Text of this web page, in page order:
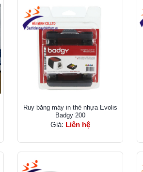
Ruy băng máy in thẻ nhựa Evolis
Badgy 200
Giá: Liên hệ